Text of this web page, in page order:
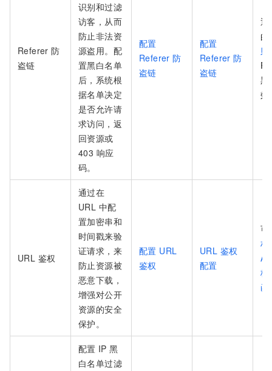
Referer 防
盗链
识别和过滤
访客，从而
防止非法资
源盗用。配
置黑白名单
后，系统根
据名单决定
是否允许请
求访问，返
回资源或
403 响应
码。
配置
Referer 防
盗链
配置
Referer 防
盗链
通
的
则
黑
效
URL 鉴权
通过在
URL 中配
置加密串和
时间戳来验
证请求，来
防止资源被
恶意下载，
增强对公开
资源的安全
保护。
配置 URL
鉴权
URL 鉴权
配置
可
权
A/
板
函
配置 IP 黑
白名单过滤